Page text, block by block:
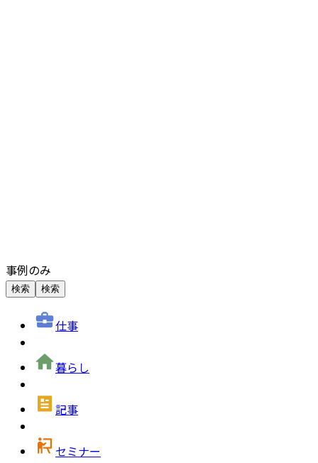
事例のみ
検索 検索
仕事
暮らし
記事
セミナー